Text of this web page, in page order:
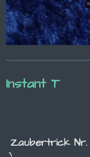
Instant T
Zaubertrick Nr.